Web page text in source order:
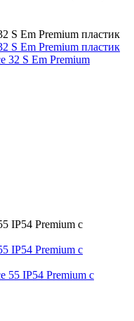
S Em Premium пластик
S Em Premium пластик
IP54 Premium с
IP54 Premium с